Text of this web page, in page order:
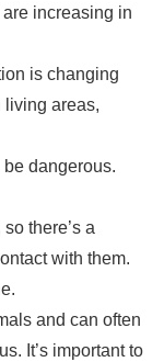
increasing in
is changing
living areas,
be dangerous.
there’s a
with them.
and can often
It’s important to